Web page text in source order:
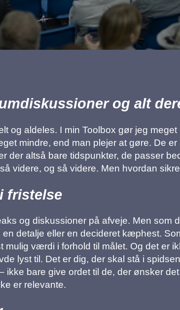
og alt
og aldeles. I min Toolbox gør jeg
mindre, end man plejer at gøre. De
der altså bare tidspunkter, de passer
videre, og så videre. Men hvordan
fristelse
og diskussioner på afveje. Men som
detalje eller en decideret kæphest.
mulig værdi i forhold til målet. Og det er
lyst til. Det er dig, der skal stå i
ikke bare give ordet til de, der ønsker
er relevante.